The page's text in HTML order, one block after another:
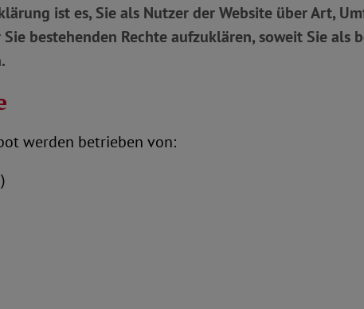
ist es, Sie als Nutzer der Website über Art,
bestehenden Rechte aufzuklären, soweit Sie als
werden betrieben von: